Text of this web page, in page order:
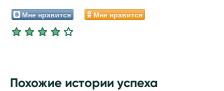
Мне нравится Мне нравится
Похожие истории успеха